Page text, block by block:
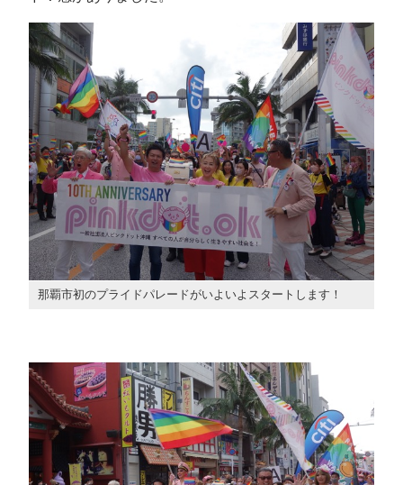
那覇市初のプライドパレードがいよいよスタートします！